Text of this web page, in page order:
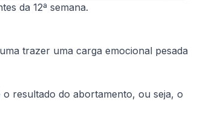
da 12ª semana.
trazer uma carga emocional pesada
resultado do abortamento, ou seja, o